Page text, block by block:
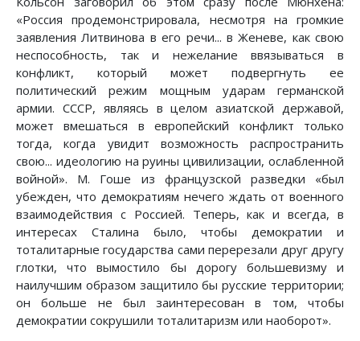
«Россия продемонстрировала, несмотря на громкие
заявления Литвинова в его речи... в Женеве, как свою
неспособность, так и нежелание ввязываться в
конфликт, который может подвергнуть ее
политический режим мощным ударам германской
армии. СССР, являясь в целом азиатской державой,
может вмешаться в европейский конфликт только
тогда, когда увидит возможность распространить
свою... идеологию на руины цивилизации, ослабленной
войной». М. Гоше из французской разведки «был
убежден, что демократиям нечего ждать от военного
взаимодействия с Россией. Теперь, как и всегда, в
интересах Сталина было, чтобы демократии и
тоталитарные государства сами перерезали друг другу
глотки, что вымостило бы дорогу большевизму и
наилучшим образом защитило бы русские территории;
он больше не был заинтересован в том, чтобы
демократии сокрушили тоталитаризм или наоборот».